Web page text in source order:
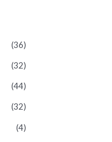
(36)
(32)
(44)
(32)
(4)